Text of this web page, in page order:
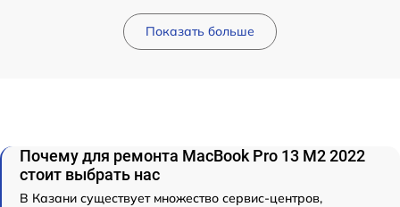
Показать больше
Почему для ремонта MacBook Pro 13 M2 2022
стоит выбрать нас
В Казани существует множество сервис-центров,